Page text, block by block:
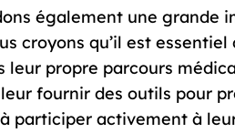
également une grande
croyons qu’il est
leur propre parcours
fournir des outils pour
participer activement à